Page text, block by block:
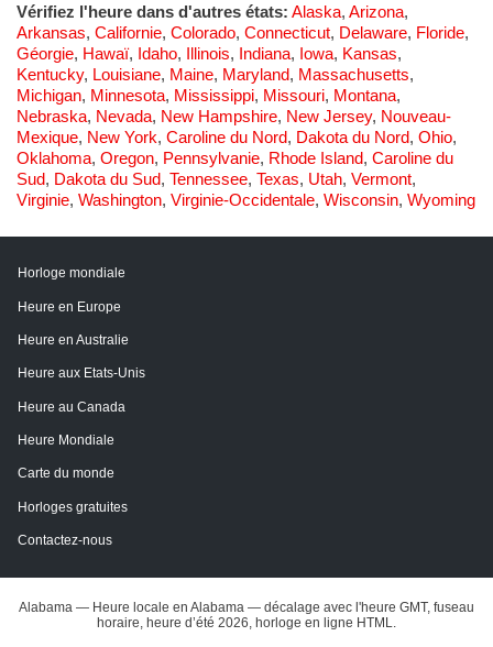
Vérifiez l'heure dans d'autres états: Alaska, Arizona,
Arkansas, Californie, Colorado, Connecticut, Delaware, Floride,
Géorgie, Hawaï, Idaho, Illinois, Indiana, Iowa, Kansas,
Kentucky, Louisiane, Maine, Maryland, Massachusetts,
Michigan, Minnesota, Mississippi, Missouri, Montana,
Nebraska, Nevada, New Hampshire, New Jersey, Nouveau-
Mexique, New York, Caroline du Nord, Dakota du Nord, Ohio,
Oklahoma, Oregon, Pennsylvanie, Rhode Island, Caroline du
Sud, Dakota du Sud, Tennessee, Texas, Utah, Vermont,
Virginie, Washington, Virginie-Occidentale, Wisconsin, Wyoming
Horloge mondiale
Heure en Europe
Heure en Australie
Heure aux Etats-Unis
Heure au Canada
Heure Mondiale
Carte du monde
Horloges gratuites
Contactez-nous
Alabama — Heure locale en Alabama — décalage avec l'heure GMT, fuseau
horaire, heure d’été 2026, horloge en ligne HTML.